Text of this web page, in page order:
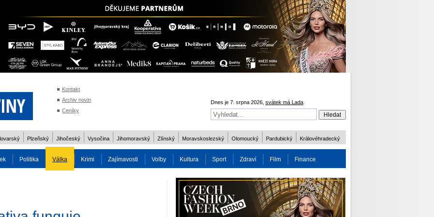
Kontakt
Archiv novin
Ceníky
Dnes je 7. srpna 2026, svátek má Lada
Plzeňský Jihočeský Vysočina Jihomoravský Zlínský Moravskoslezský Olomoucký Pardubický Královéhradecký
Politika Válka Krimi Zajímavosti Volby Kultura Sport Zdraví Film Finance
Charita Osobnost Více ODM 2016